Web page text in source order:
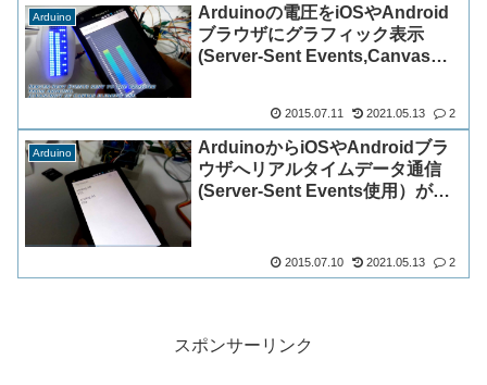
Arduino
Arduinoの電圧をiOSやAndroid
ブラウザにグラフィック表示
(Server-Sent Events,Canvas使
2015.07.11 2021.05.13 2
Arduino
ArduinoからiOSやAndroidブラ
ウザへリアルタイムデータ通信
(Server-Sent Events使用）がで
2015.07.10 2021.05.13 2
スポンサーリンク